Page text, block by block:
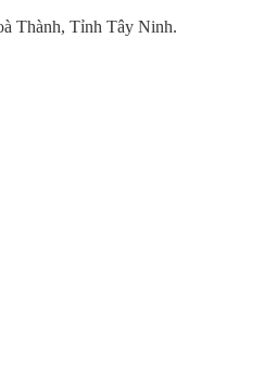
Thành, Tỉnh Tây Ninh.